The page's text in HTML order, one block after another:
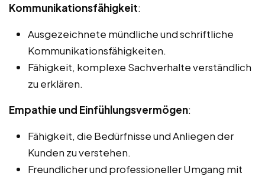
Kommunikationsfähigkeit:
Ausgezeichnete mündliche und schriftliche
Kommunikationsfähigkeiten.
Fähigkeit, komplexe Sachverhalte verständlich
zu erklären.
Empathie und Einfühlungsvermögen:
Fähigkeit, die Bedürfnisse und Anliegen der
Kunden zu verstehen.
Freundlicher und professioneller Umgang mit